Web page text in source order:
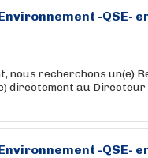
-QSE-
nous recherchons un(e)
directement au Directeur
-QSE-